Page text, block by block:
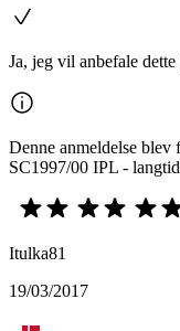
Ja, jeg vil anbefale
Denne anmeldelse blev
SC1997/00 IPL -
Itulka81
19/03/2017